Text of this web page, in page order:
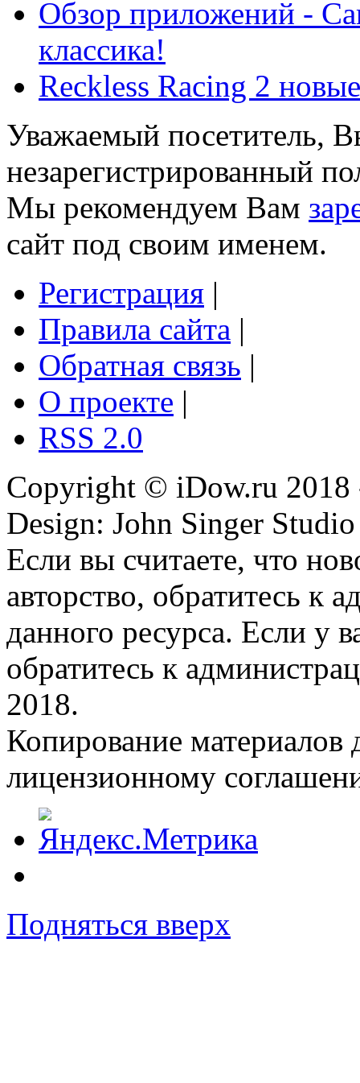
Обзор приложений -
классика!
Reckless Racing 2
Уважаемый посетитель,
незарегистрированный
Мы рекомендуем Вам
сайт под своим именем.
Регистрация |
Правила сайта |
Обратная связь |
О проекте |
RSS 2.0
Copyright © iDow.ru 2018
Design: John Singer Studio
Если вы считаете, что
авторство, обратитесь к
данного ресурса. Если у
обратитесь к
2018.
Копирование материалов
лицензионному
Подняться вверх